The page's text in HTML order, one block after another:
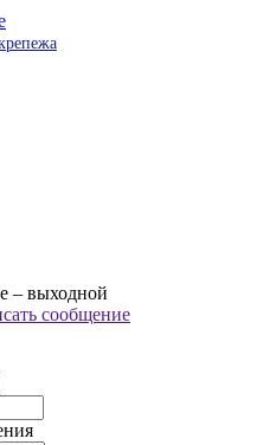
– выходной
сообщение